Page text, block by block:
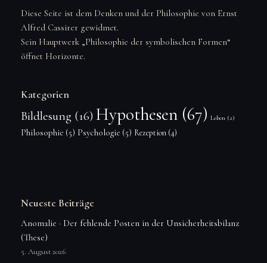
Diese Seite ist dem Denken und der Philosophie von Ernst
Alfred Cassirer gewidmet.
Sein Hauptwerk „Philosophie der symbolischen Formen“
öffnet Horizonte.
Kategorien
Bildlesung (16) Hypothesen (67) Leben (2)
Philosophie (5) Psychologie (5) Rezeption (4)
Neueste Beiträge
Anomalie · Der fehlende Posten in der Unsicherheitsbilanz
(These)
5. August 2026